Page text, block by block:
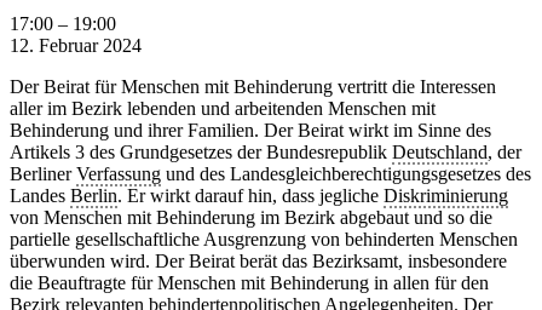
Sitzung
des
für
Menschen
mit
Behinderung
im
Bezirk
Marzahn-
Hellersdorf
17:00 – 19:00
12. Februar 2024
Der Beirat für Menschen mit Behinderung vertritt die Interessen
aller im Bezirk lebenden und arbeitenden Menschen mit
Behinderung und ihrer Familien. Der Beirat wirkt im Sinne des
Artikels 3 des Grundgesetzes der Bundesrepublik Deutschland, der
BerlinerVerfassung und des Landesgleichberechtigungsgesetzes des
Landes Berlin. Er wirkt darauf hin, dass jegliche Diskriminierung
von Menschen mit Behinderung im Bezirk abgebaut und so die
partielle gesellschaftliche Ausgrenzung von behinderten Menschen
überwunden wird. Der Beirat berät das Bezirksamt, insbesondere
die Beauftragte für Menschen mit Behinderung in allen für den
Bezirk relevanten behindertenpolitischen Angelegenheiten. Der